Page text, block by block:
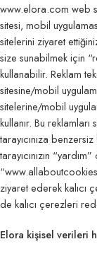
www.elora.com web
sitesi, mobil
sitelerini ziyaret
size sunabilmek için
kullanabilir. Reklam
sitesine/mobil
sitelerine/mobil
kullanır. Bu
tarayıcınıza
tarayıcınızın
ziyaret ederek kalıcı
de kalıcı çerezleri
Elora kişisel verileri